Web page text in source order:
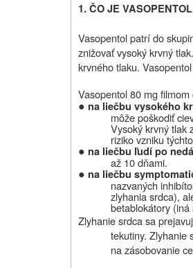
1. ČO JE
Vasopentol patrí do
znižovať vysoký krvný
krvného tlaku.
Vasopentol 80 mg
● na liečbu vysokého
môže poškodiť
Vysoký krvný tlak
riziko vzniku
● na liečbu ľudí po
až 10 dňami.
● na liečbu
nazvaných
zlyhania srdca),
betablokátory
Zlyhanie srdca sa
tekutiny. Zlyhanie
na zásobovanie